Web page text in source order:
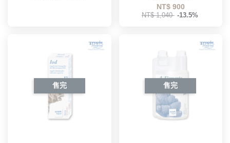
NT$ 900
NT$ 1,040 -13.5%
售完 售完